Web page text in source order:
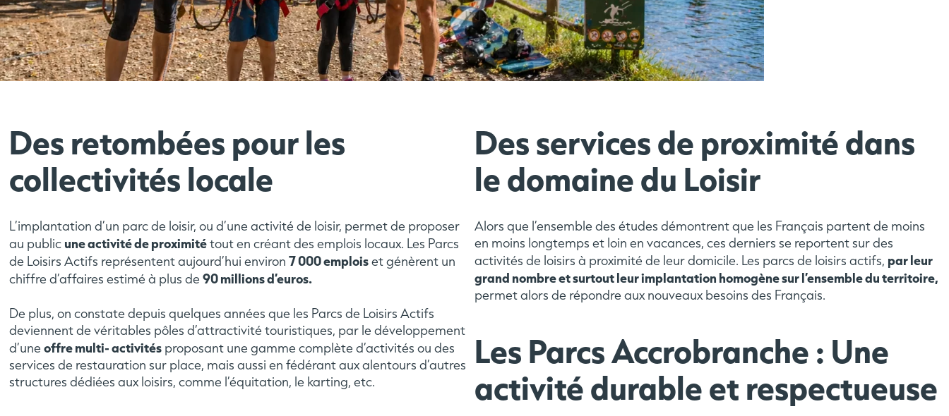
Des retombées pour les
collectivités locale
L’implantation d’un parc de loisir, ou d’une activité de loisir, permet de proposer
au public une activité de proximitétout en créant des emplois locaux. Les Parcs
de Loisirs Actifs représentent aujourd’hui environ7 000 emploiset génèrent un
chiffre d’affaires estimé à plus de90 millions d’euros.
De plus, on constate depuis quelques années que les Parcs de Loisirs Actifs
deviennent de véritables pôles d’attractivité touristiques, par le développement
d’uneoffre multi- activités proposant une gamme complète d’activités ou des
services de restauration sur place, mais aussi en fédérant aux alentours d’autres
structures dédiées aux loisirs, comme l’équitation, le karting, etc.
Des services de proximité dans
le domaine du Loisir
Alors que l’ensemble des études démontrent que les Français partent de moins
en moins longtemps et loin en vacances, ces derniers se reportent sur des
activités de loisirs à proximité de leur domicile. Les parcs de loisirs actifs, par leur
grand nombre et surtout leur implantation homogène sur l’ensemble du territoire,
permet alors de répondre aux nouveaux besoins des Français.
Les Parcs Accrobranche : Une
activité durable et respectueuse